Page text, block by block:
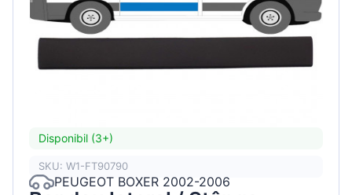
Disponibil (3+)
SKU: W1-FT90790
PEUGEOT BOXER 2002-2006